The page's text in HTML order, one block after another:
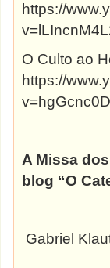
https://
O Culto ao
https://
A Missa
blog “O
Gabriel